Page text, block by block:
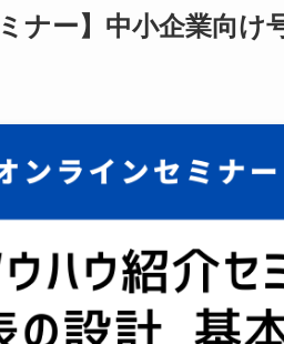
ミナー】中小企業向